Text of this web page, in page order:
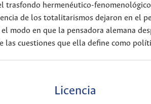
trasfondo hermenéutico-
de los totalitarismos dejaron en el
modo en que la pensadora alemana
las cuestiones que ella define como
Licencia